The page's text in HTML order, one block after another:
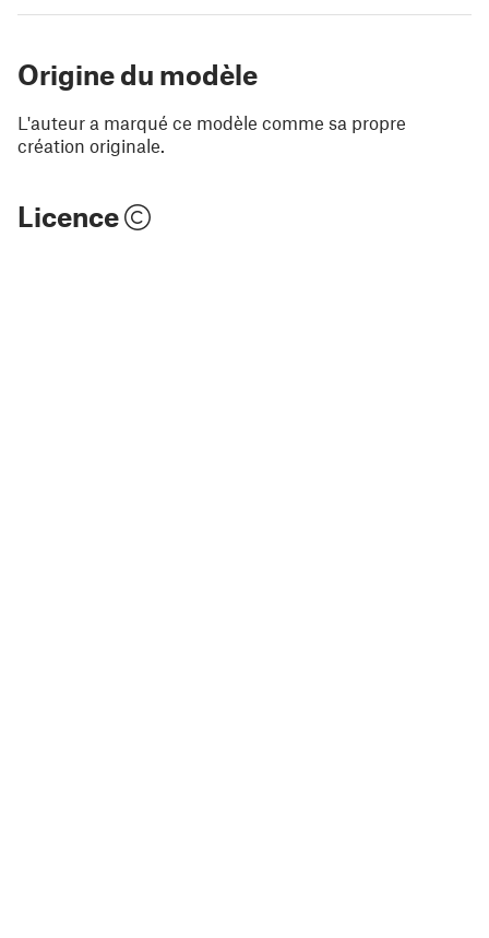
Origine du modèle
L'auteur a marqué ce modèle comme sa propre
création originale.
Licence